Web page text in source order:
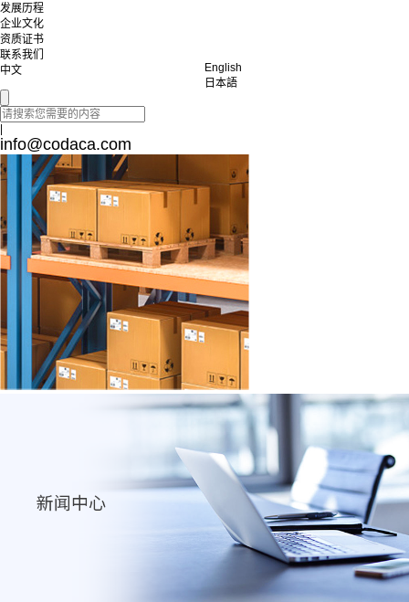
发展历程
企业文化
资质证书
联系我们
中文
English
日本語
|
info@codaca.com